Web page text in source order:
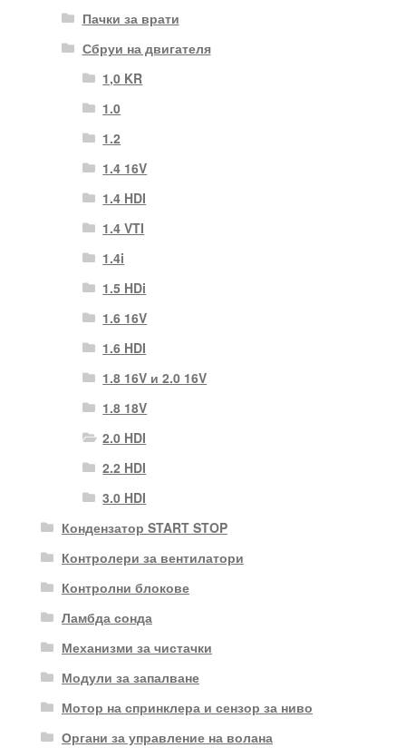
Пачки за врати
Сбруи на двигателя
1,0 KR
1.0
1.2
1.4 16V
1.4 HDI
1.4 VTI
1.4i
1.5 HDi
1.6 16V
1.6 HDI
1.8 16V и 2.0 16V
1.8 18V
2.0 HDI
2.2 HDI
3.0 HDI
Кондензатор START STOP
Контролери за вентилатори
Контролни блокове
Ламбда сонда
Механизми за чистачки
Модули за запалване
Мотор на спринклера и сензор за ниво
Органи за управление на волана